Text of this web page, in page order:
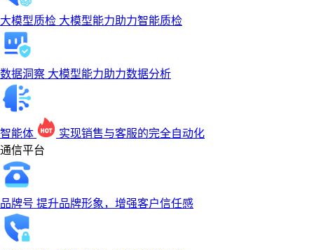
大模型质检 大模型能力助力智能质检
数据洞察 大模型能力助力数据分析
智能体
实现销售与客服的完全自动化
通信平台
品牌号 提升品牌形象，增强客户信任感